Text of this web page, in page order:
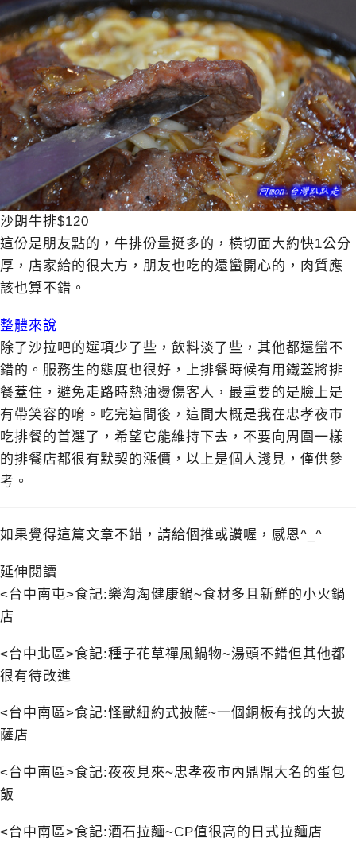
沙朗牛排$120
這份是朋友點的，牛排份量挺多的，橫切面大約快1公分
厚，店家給的很大方，朋友也吃的還蠻開心的，肉質應
該也算不錯。
整體來說
除了沙拉吧的選項少了些，飲料淡了些，其他都還蠻不
錯的。服務生的態度也很好，上排餐時候有用鐵蓋將排
餐蓋住，避免走路時熱油燙傷客人，最重要的是臉上是
有帶笑容的唷。吃完這間後，這間大概是我在忠孝夜市
吃排餐的首選了，希望它能維持下去，不要向周圍一樣
的排餐店都很有默契的漲價，以上是個人淺見，僅供參
考。
如果覺得這篇文章不錯，請給個推或讚喔，感恩^_^
延伸閱讀
<台中南屯>食記:樂淘淘健康鍋~食材多且新鮮的小火鍋
店
<台中北區>食記:種子花草禪風鍋物~湯頭不錯但其他都
很有待改進
<台中南區>食記:怪獸紐約式披薩~一個銅板有找的大披
薩店
<台中南區>食記:夜夜見來~忠孝夜市內鼎鼎大名的蛋包
飯
<台中南區>食記:酒石拉麵~CP值很高的日式拉麵店